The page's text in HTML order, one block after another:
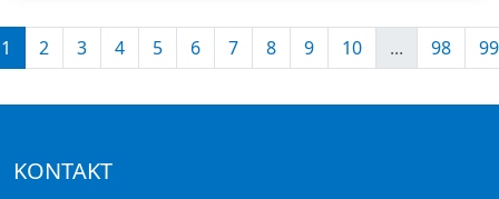
1 2 3 4 5 6 7 8 9 10 ... 98 99
KONTAKT